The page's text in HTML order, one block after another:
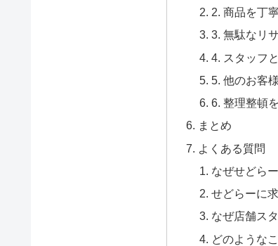
2. 商品を丁
3. 無駄なリ
4. スタッフ
5. 他のお客
6. 整理整頓
まとめ
よくある質問
なぜせどら
せどらーに
なぜ店舗ス
どのような